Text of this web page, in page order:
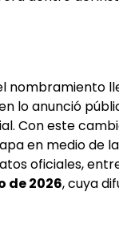
nombramiento
lo anunció
Con este
en medio de
oficiales,
de 2026, cuya